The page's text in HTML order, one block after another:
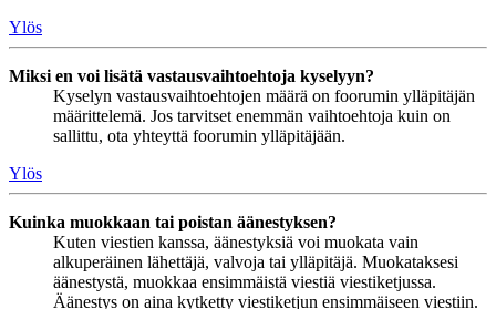
Ylös
Miksi en voi lisätä vastausvaihtoehtoja kyselyyn?
Kyselyn vastausvaihtoehtojen määrä on foorumin ylläpitäjän
määrittelemä. Jos tarvitset enemmän vaihtoehtoja kuin on
sallittu, ota yhteyttä foorumin ylläpitäjään.
Ylös
Kuinka muokkaan tai poistan äänestyksen?
Kuten viestien kanssa, äänestyksiä voi muokata vain
alkuperäinen lähettäjä, valvoja tai ylläpitäjä. Muokataksesi
äänestystä, muokkaa ensimmäistä viestiä viestiketjussa.
Äänestys on aina kytketty viestiketjun ensimmäiseen viestiin.